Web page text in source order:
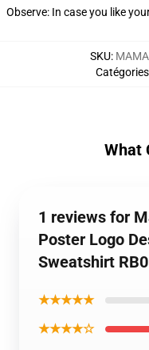
Observe: In case you like
SKU:
Catégories
What
1 reviews for
Poster Logo
Sweatshirt
★★★★★
★★★★☆